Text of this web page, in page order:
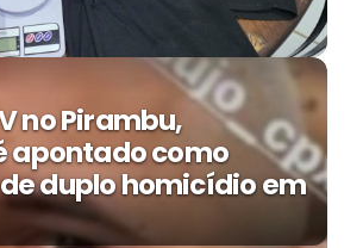
no Pirambu,
apontado como
duplo homicídio em